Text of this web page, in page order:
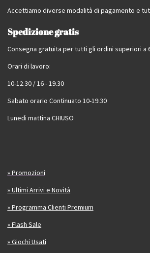
Accettiamo diverse modalità di pagamento e
Spedizione gratis
Consegna gratuita per tutti gli ordini superiori a
Orari di lavoro:
10-12.30 / 16 - 19.30
Sabato orario Continuato 10-19.30
Lunedi mattina CHIUSO
» Promozioni
» Ultimi Arrivi e Novità
» Programma Clienti Premium
» Flash Sale
» Giochi Usati